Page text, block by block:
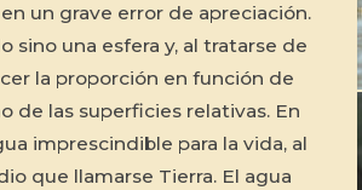
un grave error de apreciación.
sino una esfera y, al tratarse de
la proporción en función de
de las superficies relativas. En
imprescindible para la vida, al
que llamarse Tierra. El agua